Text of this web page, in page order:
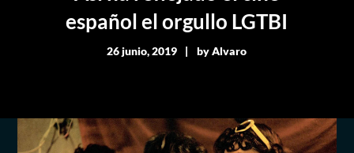
español el orgullo LGTBI
26 junio, 2019 byAlvaro